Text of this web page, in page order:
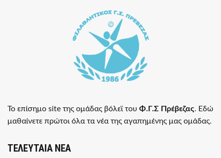
Το επίσημο site της ομάδας βόλεϊ του Φ.Γ.Σ Πρέβεζας. Εδώ
μαθαίνετε πρώτοι όλα τα νέα της αγαπημένης μας ομάδας.
ΤΕΛΕΥΤΑΙΑ ΝΕΑ